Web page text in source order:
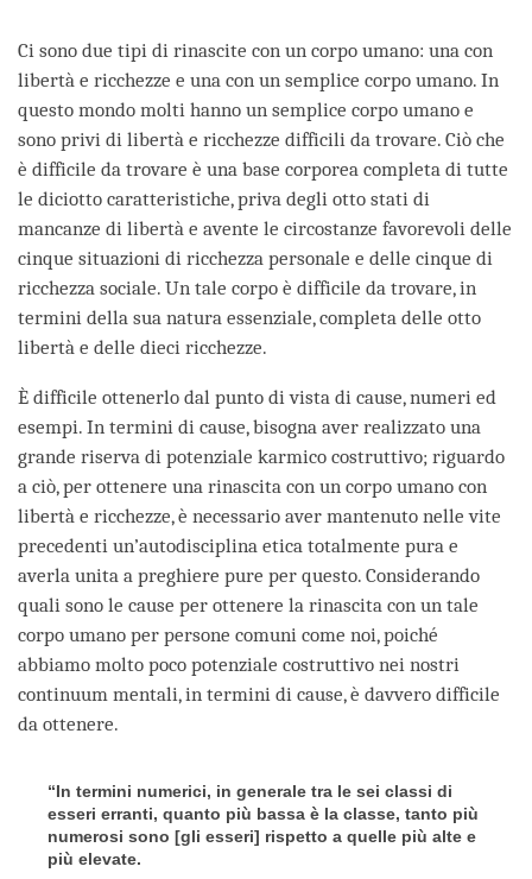
Ci sono due tipi di rinascite con un corpo umano: una con
libertà e ricchezze e una con un semplice corpo umano. In
questo mondo molti hanno un semplice corpo umano e
sono privi di libertà e ricchezze difficili da trovare. Ciò che
è difficile da trovare è una base corporea completa di tutte
le diciotto caratteristiche, priva degli otto stati di
mancanze di libertà e avente le circostanze favorevoli delle
cinque situazioni di ricchezza personale e delle cinque di
ricchezza sociale. Un tale corpo è difficile da trovare, in
termini della sua natura essenziale, completa delle otto
libertà e delle dieci ricchezze.
È difficile ottenerlo dal punto di vista di cause, numeri ed
esempi. In termini di cause, bisogna aver realizzato una
grande riserva di potenziale karmico costruttivo; riguardo
a ciò, per ottenere una rinascita con un corpo umano con
libertà e ricchezze, è necessario aver mantenuto nelle vite
precedenti un’autodisciplina etica totalmente pura e
averla unita a preghiere pure per questo. Considerando
quali sono le cause per ottenere la rinascita con un tale
corpo umano per persone comuni come noi, poiché
abbiamo molto poco potenziale costruttivo nei nostri
continuum mentali, in termini di cause, è davvero difficile
da ottenere.
“In termini numerici, in generale tra le sei classi di
esseri erranti, quanto più bassa è la classe, tanto più
numerosi sono [gli esseri] rispetto a quelle più alte e
più elevate.